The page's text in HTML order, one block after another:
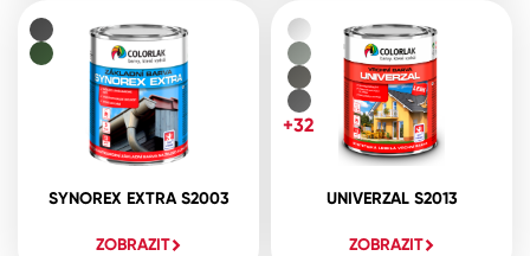
SYNOREX EXTRA S2003
ZOBRAZIT
UNIVERZAL S2013
ZOBRAZIT
+32